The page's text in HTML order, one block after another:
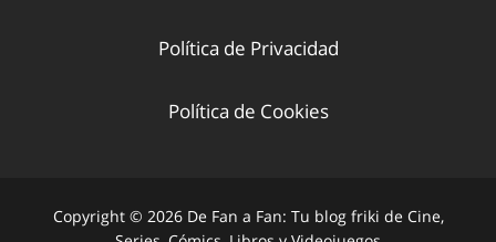
Política de Privacidad
Política de Cookies
Copyright © 2026 De Fan a Fan: Tu blog friki de Cine,